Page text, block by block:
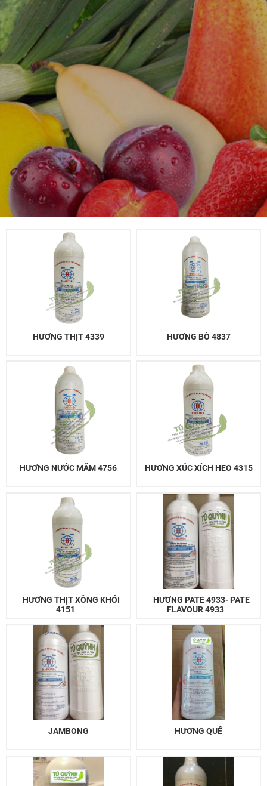
HƯƠNG THỊT 4339 HƯƠNG BÒ 4837
HƯƠNG NƯỚC MẮM 4756 HƯƠNG XÚC XÍCH HEO 4315
HƯƠNG THỊT XÔNG KHÓI
4151
HƯƠNG PATE 4933- PATE
FLAVOUR 4933
JAMBONG HƯƠNG QUẾ